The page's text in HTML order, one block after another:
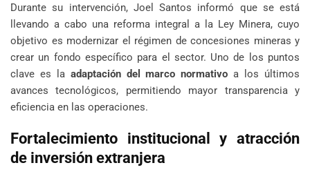
Durante su intervención, Joel Santos informó que se está
llevando a cabo una reforma integral a la Ley Minera, cuyo
objetivo es modernizar el régimen de concesiones mineras y
crear un fondo específico para el sector. Uno de los puntos
clave es la adaptación del marco normativo a los últimos
avances tecnológicos, permitiendo mayor transparencia y
eficiencia en las operaciones.
Fortalecimiento institucional y atracción
de inversión extranjera